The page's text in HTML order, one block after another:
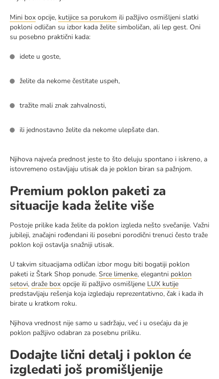
Mini box opcije, kutijice sa porukom ili pažljivo osmišljeni slatki
pokloni odličan su izbor kada želite simboličan, ali lep gest. Oni
su posebno praktični kada:
idete u goste,
želite da nekome čestitate uspeh,
tražite mali znak zahvalnosti,
ili jednostavno želite da nekome ulepšate dan.
Njihova najveća prednost jeste to što deluju spontano i iskreno, a
istovremeno ostavljaju utisak da je poklon biran sa pažnjom.
Premium poklon paketi za
situacije kada želite više
Postoje prilike kada želite da poklon izgleda nešto svečanije. Važni
jubileji, značajni rođendani ili posebni porodični trenuci često traže
poklon koji ostavlja snažniji utisak.
U takvim situacijama odličan izbor mogu biti bogatiji poklon
paketi iz Štark Shop ponude. Srce limenke, elegantni poklon
setovi, draže box opcije ili pažljivo osmišljene LUX kutije
predstavljaju rešenja koja izgledaju reprezentativno, čak i kada ih
birate u kratkom roku.
Njihova vrednost nije samo u sadržaju, već i u osećaju da je
poklon pažljivo odabran za posebnu priliku.
Dodajte lični detalj i poklon će
izgledati još promišljenije